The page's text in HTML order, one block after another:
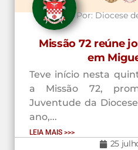
Por:Diocese
Missão 72 reúne
em
Teve início nesta
a Missão 72,
Juventude da
ano,...
LEIA MAIS >>>
25